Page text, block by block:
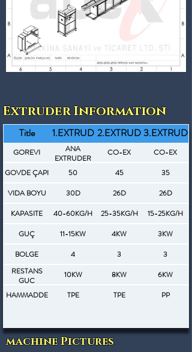
Extruder Information
Title 1.EXTRUD 2.EXTRUD 3.EXTRUD
GOREVI
ANA
EXTRUDER
CO-EX
CO-EX
GOVDE ÇAPI
50 45
35
VIDA BOYU
30D 26D
26D
KAPASITE
40-60KG/H 25-35KG/H
15-25KG/H
GUÇ
11-15KW 4KW
3KW
BOLGE
4 3
3
RESTANS
GUC
10KW 8KW
6KW
HAMMADDE
TPE TPE PP
machine Pictures